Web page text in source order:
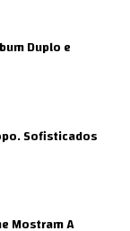
Duplo e
Sofisticados
Mostram A